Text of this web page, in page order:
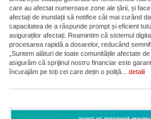
care au afectat numeroase zone ale țării, și
afectați de inundații să notifice cât mai curând
capacitatea de a răspunde prompt și eficient
asiguraților afectați. Reamintim că sistemul
procesarea rapidă a dosarelor, reducând
„Suntem alături de toate comunitățile afectate
asigurăm că sprijinul nostru financiar este
încurajăm pe toți cei care dețin o poliță... detalii